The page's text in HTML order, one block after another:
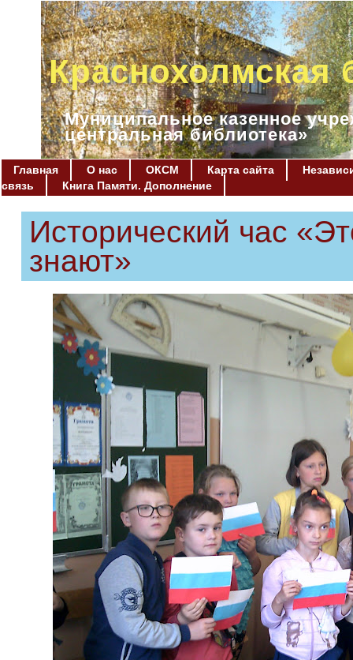
Краснохолмская
Муниципальное казенное
центральная библиотека»
Главная О нас ОКСМ Карта сайта
связь
Книга Памяти. Дополнение
Исторический час
знают»